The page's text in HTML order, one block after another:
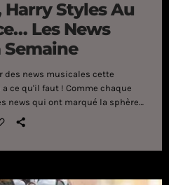
Styles Au
Les News
Semaine
des news musicales cette
ce qu'il faut ! Comme chaque
news qui ont marqué la sphère
programme, une nouvelle date
encore la sortie du dixième